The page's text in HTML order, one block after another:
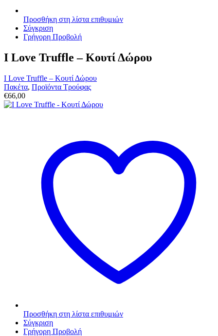
Προσθήκη στη λίστα επιθυμιών
Σύγκριση
Γρήγορη Προβολή
I Love Truffle – Κουτί Δώρου
I Love Truffle – Κουτί Δώρου
Πακέτα, Προϊόντα Τρούφας
€66,00
Προσθήκη στη λίστα επιθυμιών
Σύγκριση
Γρήγορη Προβολή